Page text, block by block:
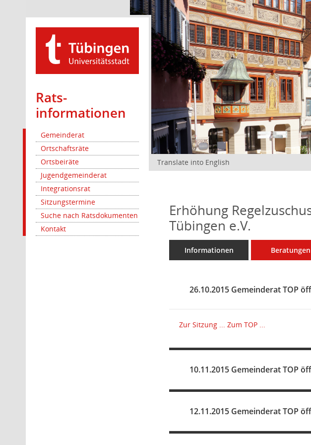
Rats­
informationen
Gemeinderat
Ortschaftsräte
Ortsbeiräte
Jugendgemeinderat
Integrationsrat
Sitzungstermine
Suche nach Ratsdokumenten
Kontakt
Translate into English
Erhöhung
Tübingen e.V.
Informationen Beratungen
Zur Sitzung ... Zum TOP ...